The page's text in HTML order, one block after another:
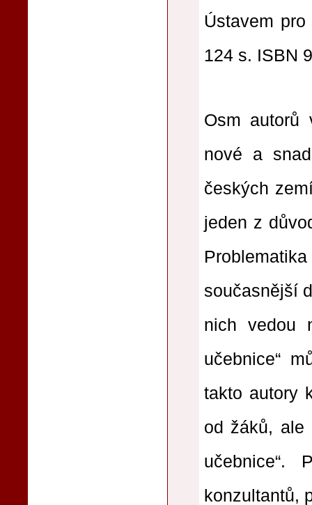
Ústavem
124 s. ISBN
Osm autorů
nové a
českých
jeden z
současnější
nich vedou
učebnice“
takto autory
od žáků, ale
konzultantů,